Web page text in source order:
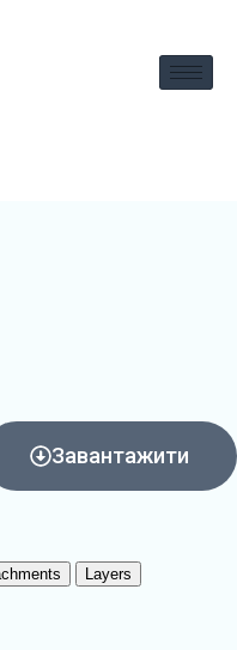
Завантажити